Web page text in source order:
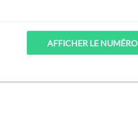
AFFICHER LE NUMÉRO